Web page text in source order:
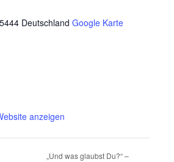
Deutschland Google Karte
anzeigen
„Und was glaubst Du?“ –